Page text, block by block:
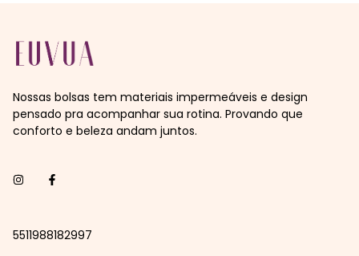
Nossas bolsas tem materiais impermeáveis e design
pensado pra acompanhar sua rotina. Provando que
conforto e beleza andam juntos.
5511988182997